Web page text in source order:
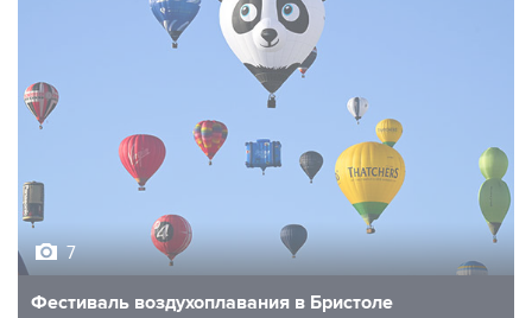
7
Фестиваль воздухоплавания в Бристоле